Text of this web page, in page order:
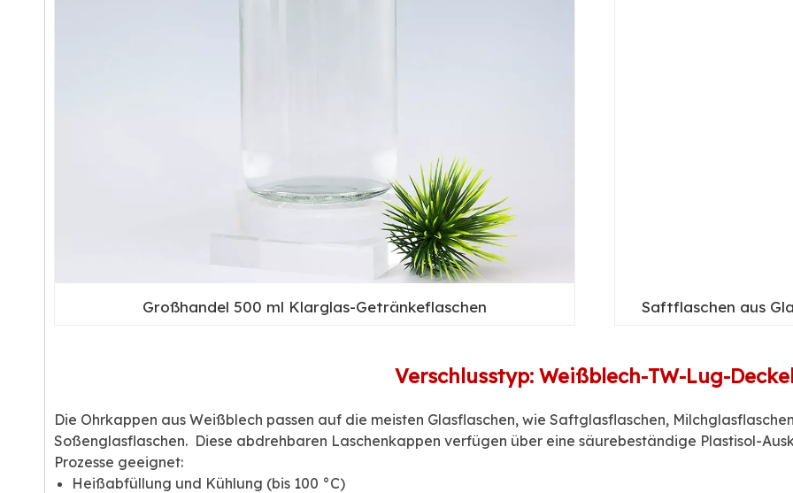
Großhandel 500 ml Klarglas-Getränkeflaschen Saftflaschen aus
Verschlusstyp: Weißblech-TW-Lug-
Die Ohrkappen aus Weißblech passen auf die meisten Glasflaschen, wie Saftglasflaschen,
Soßenglasflaschen. Diese abdrehbaren Laschenkappen verfügen über eine säurebeständige Plastisol-
Prozesse geeignet:
Heißabfüllung und Kühlung (bis 100 °C)